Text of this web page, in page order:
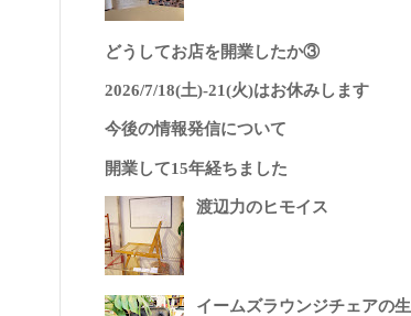
どうしてお店を開業したか③
2026/7/18(土)-21(火)はお休みします
今後の情報発信について
開業して15年経ちました
渡辺力のヒモイス
イームズラウンジチェアの生